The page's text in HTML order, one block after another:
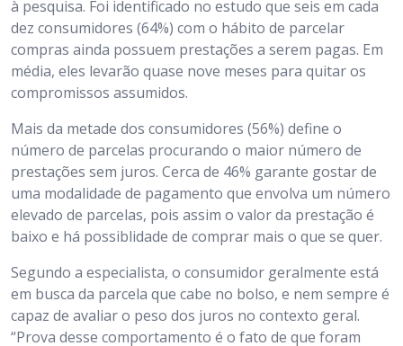
à pesquisa. Foi identificado no estudo que seis em cada
dez consumidores (64%) com o hábito de parcelar
compras ainda possuem prestações a serem pagas. Em
média, eles levarão quase nove meses para quitar os
compromissos assumidos.
Mais da metade dos consumidores (56%) define o
número de parcelas procurando o maior número de
prestações sem juros. Cerca de 46% garante gostar de
uma modalidade de pagamento que envolva um número
elevado de parcelas, pois assim o valor da prestação é
baixo e há possiblidade de comprar mais o que se quer.
Segundo a especialista, o consumidor geralmente está
em busca da parcela que cabe no bolso, e nem sempre é
capaz de avaliar o peso dos juros no contexto geral.
“Prova desse comportamento é o fato de que foram